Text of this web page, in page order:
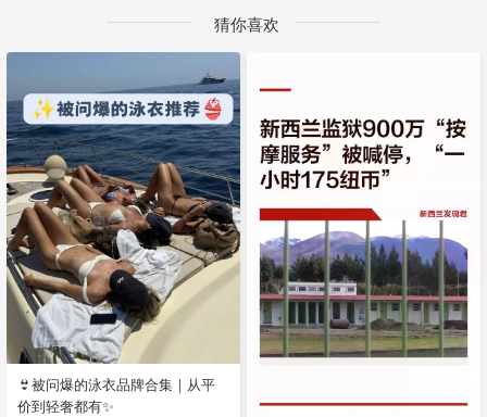
猜你喜欢
👙被问爆的泳衣品牌合集｜从平
价到轻奢都有✨